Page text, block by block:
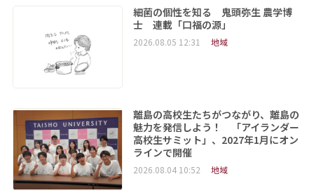
細菌の個性を知る 鬼頭弥生 農学博
士 連載「口福の源」
2026.08.05 12:31 地域
離島の高校生たちがつながり、離島の
魅力を発信しよう！ 「アイランダー
高校生サミット」、2027年1月にオン
ラインで開催
2026.08.04 10:52 地域